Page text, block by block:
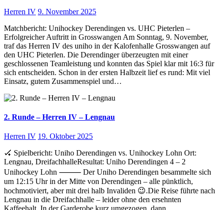
Herren IV 9. November 2025
Matchbericht: Unihockey Derendingen vs. UHC Pieterlen –
Erfolgreicher Auftritt in Grosswangen Am Sonntag, 9. November,
traf das Herren IV des uniho in der Kalofenhalle Grosswangen auf
den UHC Pieterlen. Die Derendinger überzeugten mit einer
geschlossenen Teamleistung und konnten das Spiel klar mit 16:3 für
sich entscheiden. Schon in der ersten Halbzeit lief es rund: Mit viel
Einsatz, gutem Zusammenspiel und…
2. Runde – Herren IV – Lengnau
Herren IV 19. Oktober 2025
🏑 Spielbericht: Uniho Derendingen vs. Unihockey Lohn Ort:
Lengnau, DreifachhalleResultat: Uniho Derendingen 4 – 2
Unihockey Lohn ⸻ Der Uniho Derendingen besammelte sich
um 12:15 Uhr in der Mitte von Derendingen – alle pünktlich,
hochmotiviert, aber mit drei halb Invaliden 😉.Die Reise führte nach
Lengnau in die Dreifachhalle – leider ohne den ersehnten